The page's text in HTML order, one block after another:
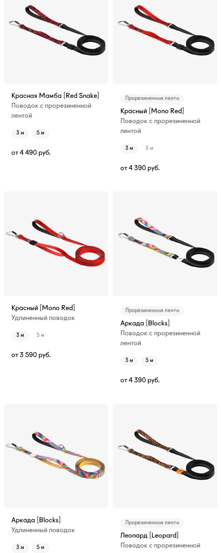
Красная Мамба [Red Snake]
Поводок с прорезиненной
лентой
3 м 5 м
от 4 490 руб.
Прорезиненная лента
Красный [Mono Red]
Поводок с прорезиненной
лентой
3 м 5 м
от 4 390 руб.
Красный [Mono Red]
Удлиненный поводок
3 м 5 м
от 3 590 руб.
Прорезиненная лента
Аркада [Blocks]
Поводок с прорезиненной
лентой
3 м 5 м
от 4 390 руб.
Аркада [Blocks]
Удлиненный поводок
3 м 5 м
Прорезиненная лента
Леопард [Leopard]
Поводок с прорезиненной